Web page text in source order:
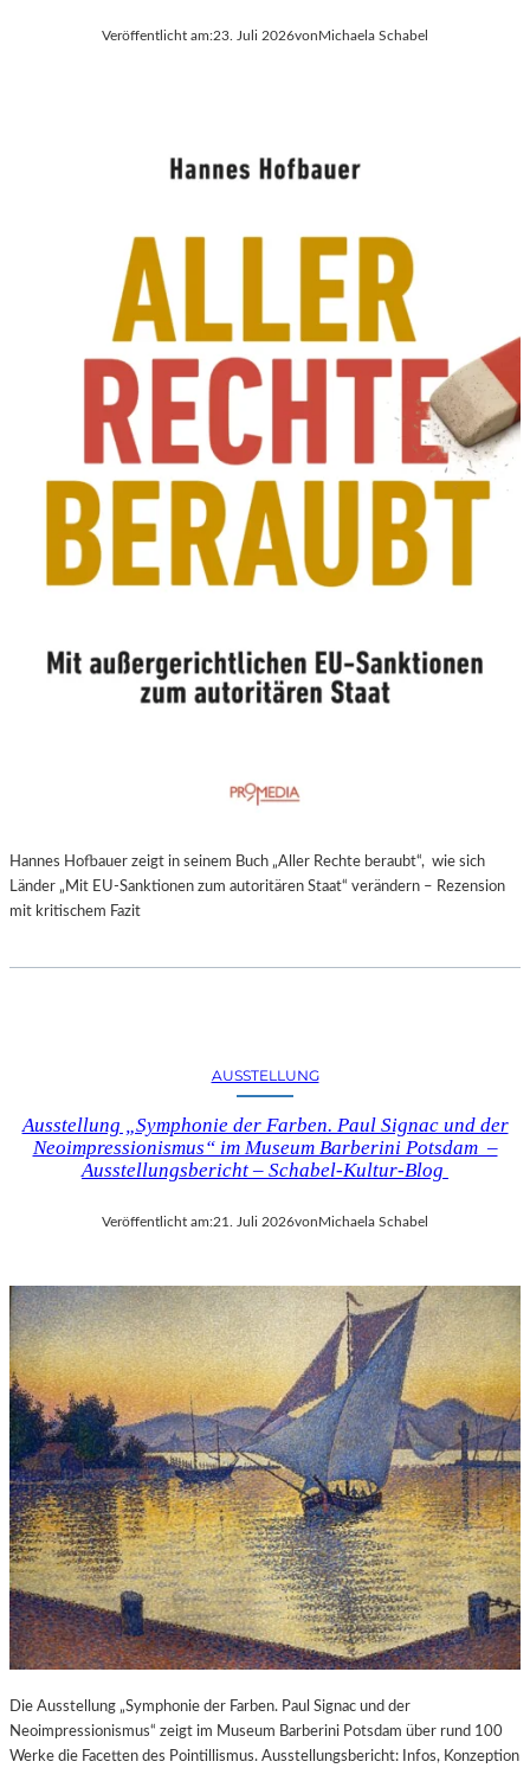
Veröffentlicht am:23. Juli 2026von Michaela Schabel
Hannes Hofbauer zeigt in seinem Buch „Aller Rechte beraubt“, wie sich
Länder „Mit EU-Sanktionen zum autoritären Staat“ verändern – Rezension
mit kritischem Fazit
AUSSTELLUNG
Ausstellung „Symphonie der Farben. Paul Signac und der
Neoimpressionismus“ im Museum Barberini Potsdam –
Ausstellungsbericht – Schabel-Kultur-Blog
Veröffentlicht am:21. Juli 2026von Michaela Schabel
Die Ausstellung „Symphonie der Farben. Paul Signac und der
Neoimpressionismus“ zeigt im Museum Barberini Potsdam über rund 100
Werke die Facetten des Pointillismus. Ausstellungsbericht: Infos, Konzeption